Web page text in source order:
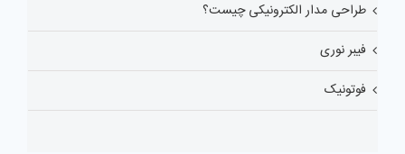
طراحی مدار الکترونیکی چیست؟
فیبر نوری
فوتونیک